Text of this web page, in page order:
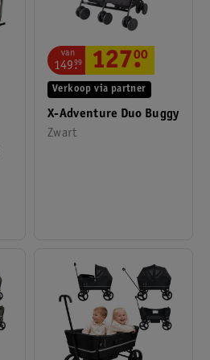
X-Adventure Duo Buggy
Zwart
Verkoop via partner
van
149.
99 127.
00